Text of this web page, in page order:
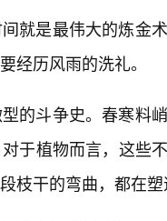
就是最伟大的炼金
经历风雨的洗礼。
的斗争史。春寒料
于植物而言，这些
枝干的弯曲，都在塑